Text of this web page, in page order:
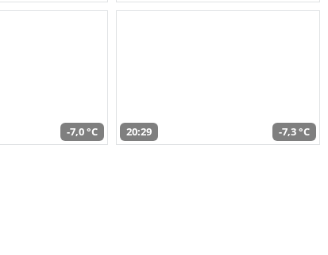
-7,0 °C 20:29 -7,3 °C